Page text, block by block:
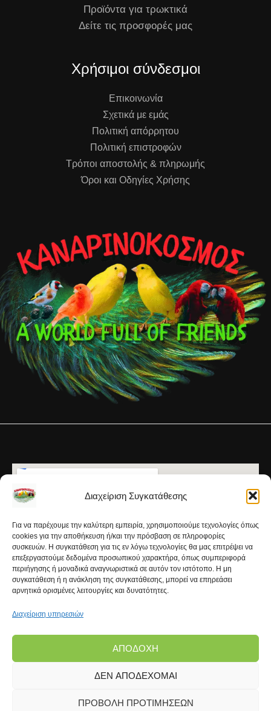
Διαχείριση Συγκατάθεσης
Για να παρέχουμε την καλύτερη εμπειρία, χρησιμοποιούμε τεχνολογίες όπως
cookies για την αποθήκευση ή/και την πρόσβαση σε πληροφορίες
συσκευών. Η συγκατάθεση για τις εν λόγω τεχνολογίες θα μας επιτρέψει να
επεξεργαστούμε δεδομένα προσωπικού χαρακτήρα, όπως συμπεριφορά
περιήγησης ή μοναδικά αναγνωριστικά σε αυτόν τον ιστότοπο. Η μη
συγκατάθεση ή η ανάκληση της συγκατάθεσης, μπορεί να επηρεάσει
αρνητικά ορισμένες λειτουργίες και δυνατότητες.
Διαχείριση υπηρεσιών
ΑΠΟΔΟΧΉ
ΔΕΝ ΑΠΟΔΈΧΟΜΑΙ
ΠΡΟΒΟΛΉ ΠΡΟΤΙΜΉΣΕΩΝ
Προϊόντα για τρωκτικά
Δείτε τις προσφορές μας
Χρήσιμοι σύνδεσμοι
Επικοινωνία
Σχετικά με εμάς
Πολιτική απόρρητου
Πολιτική επιστροφών
Τρόποι αποστολής & πληρωμής
Όροι και Οδηγίες Χρήσης
Copyright © 2026 | Kanarinokosmos.gr | Development